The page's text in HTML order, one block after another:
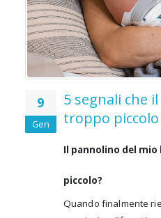
9
Gen
5 segnali che
troppo piccolo
Il pannolino del
piccolo?
Quando finalmente